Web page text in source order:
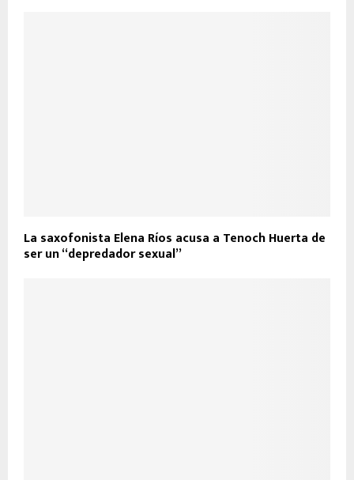
La saxofonista Elena Ríos acusa a Tenoch Huerta de
ser un “depredador sexual”